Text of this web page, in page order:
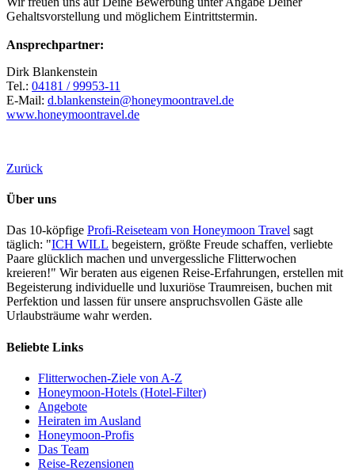
Gehaltsvorstellung und möglichem Eintrittstermin.
Ansprechpartner:
Dirk Blankenstein
Tel.: 04181 / 99953-11
E-Mail: d.blankenstein@honeymoontravel.de
www.honeymoontravel.de
Zurück
Über uns
Das 10-köpfige Profi-Reiseteam von Honeymoon Travel sagt
täglich: "ICH WILL begeistern, größte Freude schaffen, verliebte
Paare glücklich machen und unvergessliche Flitterwochen
kreieren!" Wir beraten aus eigenen Reise-Erfahrungen, erstellen mit
Begeisterung individuelle und luxuriöse Traumreisen, buchen mit
Perfektion und lassen für unsere anspruchsvollen Gäste alle
Urlaubsträume wahr werden.
Beliebte Links
Flitterwochen-Ziele von A-Z
Honeymoon-Hotels (Hotel-Filter)
Angebote
Heiraten im Ausland
Honeymoon-Profis
Das Team
Reise-Rezensionen